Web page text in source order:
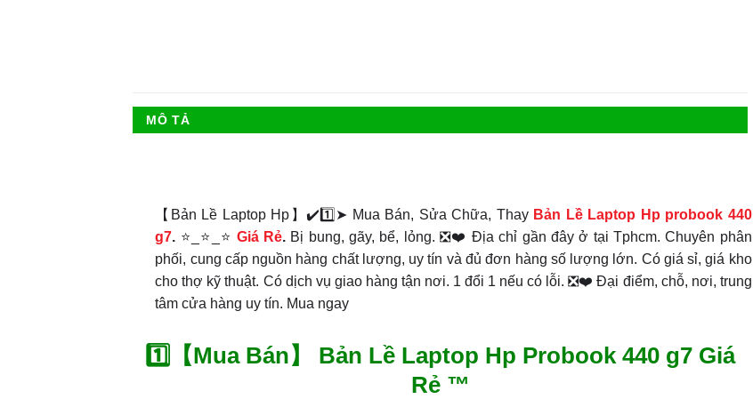
MÔ TẢ
【Bản Lề Laptop Hp】✔️1️⃣➤ Mua Bán, Sửa Chữa, Thay Bản Lề Laptop Hp probook 440
g7. ⭐_⭐_⭐ Giá Rẻ. Bị bung, gãy, bể, lỏng. ❎❤️ Địa chỉ gần đây ở tại Tphcm. Chuyên phân
phối, cung cấp nguồn hàng chất lượng, uy tín và đủ đơn hàng số lượng lớn. Có giá sỉ, giá kho
cho thợ kỹ thuật. Có dịch vụ giao hàng tận nơi. 1 đổi 1 nếu có lỗi. ❎❤️ Đại điểm, chỗ, nơi, trung
tâm cửa hàng uy tín. Mua ngay
1️⃣【Mua Bán】 Bản Lề Laptop Hp Probook 440 g7 Giá
Rẻ ™